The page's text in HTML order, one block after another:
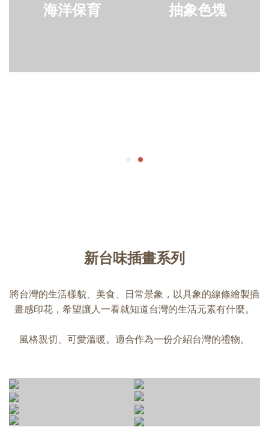
海洋保育 抽象色塊
新台味插畫系列
將台灣的生活樣貌、美食、日常景象，以具象的線條繪製插
畫感印花，希望讓人一看就知道台灣的生活元素有什麼。
風格親切、可愛溫暖。適合作為一份介紹台灣的禮物。
台灣剉冰 台灣菜市場